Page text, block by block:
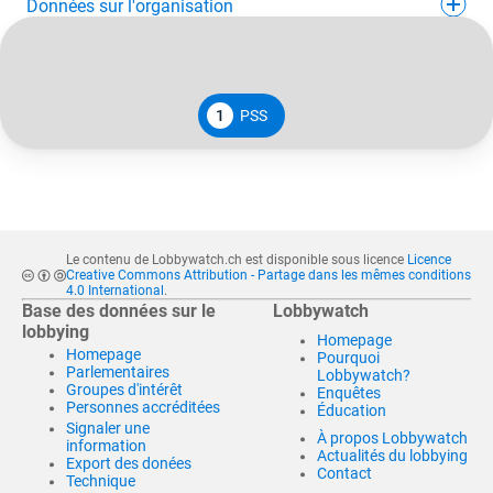
Données sur l'organisation
1 PSS
Le contenu de Lobbywatch.ch est disponible sous licence Licence
Creative Commons Attribution - Partage dans les mêmes conditions
4.0 International .
Base des données sur le
lobbying
Homepage
Parlementaires
Groupes d'intérêt
Personnes accréditées
Signaler une
information
Export des donées
Technique
Lobbywatch
Homepage
Pourquoi
Lobbywatch?
Enquêtes
Éducation
À propos Lobbywatch
Actualités du lobbying
Contact